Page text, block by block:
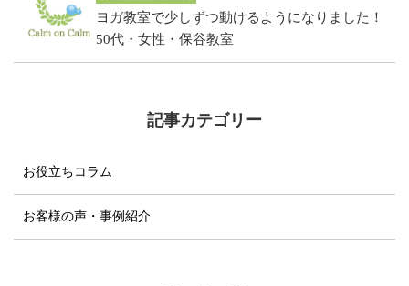
ヨガ教室で少しずつ動けるようになりました！
50代・女性・保谷教室
記事カテゴリー
お役立ちコラム
お客様の声・事例紹介